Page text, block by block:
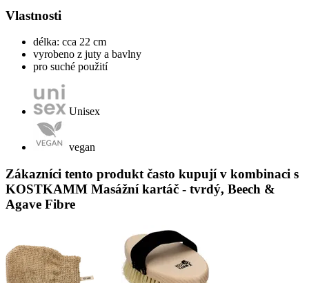
Vlastnosti
délka: cca 22 cm
vyrobeno z juty a bavlny
pro suché použití
Unisex
vegan
Zákazníci tento produkt často kupují v kombinaci s
KOSTKAMM Masážní kartáč - tvrdý, Beech &
Agave Fibre